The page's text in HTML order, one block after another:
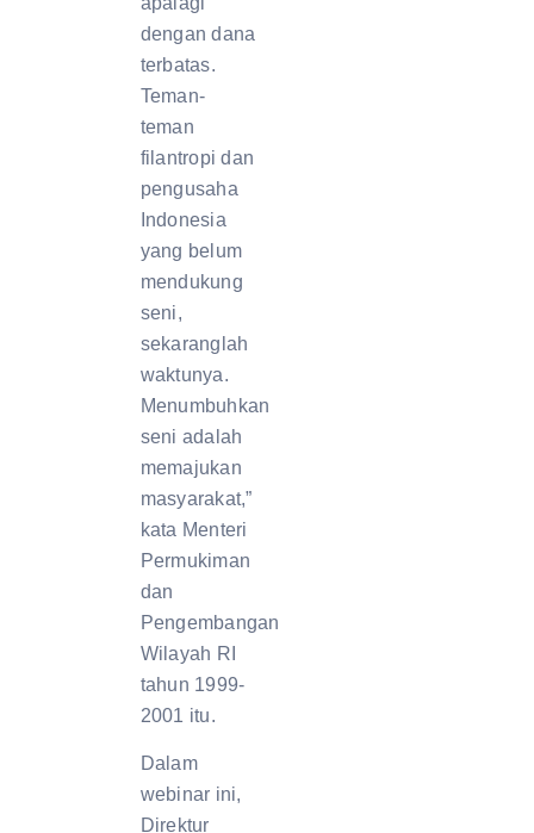
dengan dana
terbatas.
Teman-
teman
filantropi dan
pengusaha
Indonesia
yang belum
mendukung
seni,
sekaranglah
waktunya.
Menumbuhkan
seni adalah
memajukan
masyarakat,”
kata Menteri
Permukiman
dan
Pengembangan
Wilayah RI
tahun 1999-
2001 itu.
Dalam
webinar ini,
Direktur